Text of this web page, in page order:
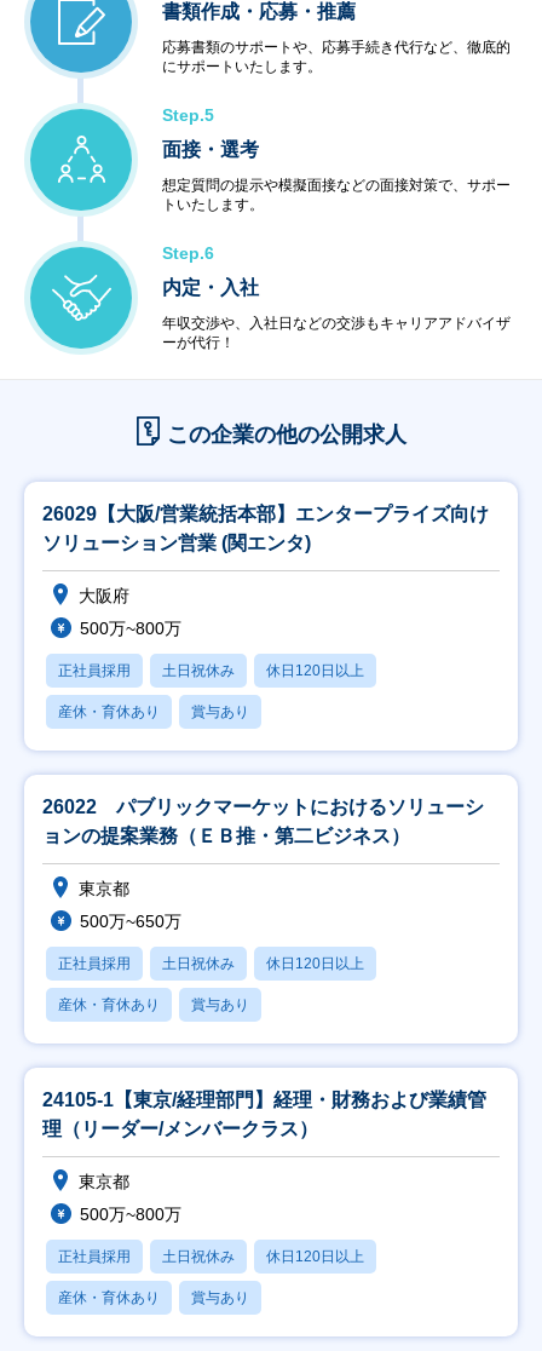
書類作成・応募・推薦
応募書類のサポートや、応募手続き代行など、徹底的
にサポートいたします。
Step.5
面接・選考
想定質問の提示や模擬面接などの面接対策で、サポー
トいたします。
Step.6
内定・入社
年収交渉や、入社日などの交渉もキャリアアドバイザ
ーが代行！
この企業の他の公開求人
26029【大阪/営業統括本部】エンタープライズ向け
ソリューション営業 (関エンタ)
大阪府
500万~800万
正社員採用 土日祝休み 休日120日以上
産休・育休あり 賞与あり
26022 パブリックマーケットにおけるソリューシ
ョンの提案業務（ＥＢ推・第二ビジネス）
東京都
500万~650万
正社員採用 土日祝休み 休日120日以上
産休・育休あり 賞与あり
24105-1【東京/経理部門】経理・財務および業績管
理（リーダー/メンバークラス）
東京都
500万~800万
正社員採用 土日祝休み 休日120日以上
産休・育休あり 賞与あり